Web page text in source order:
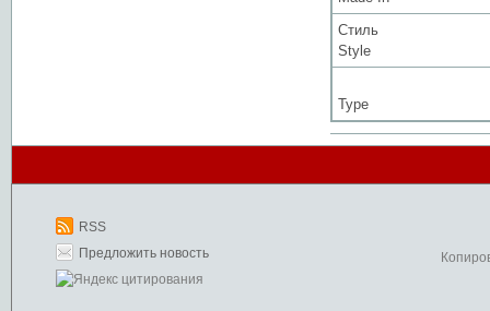
Стиль
Style
Type
RSS
Предложить новость